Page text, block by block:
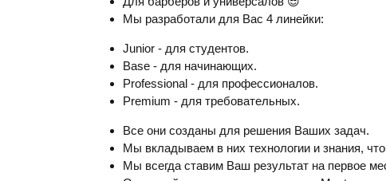
Мы разработали для Вас 4 линейки:
Junior - для студентов.
Base - для начинающих.
Professional - для профессионалов.
Premium - для требовательных.
Все они созданы для решения Ваших задач.
Мы вкладываем в них технологии и знания,
Мы всегда ставим Ваш результат на первое